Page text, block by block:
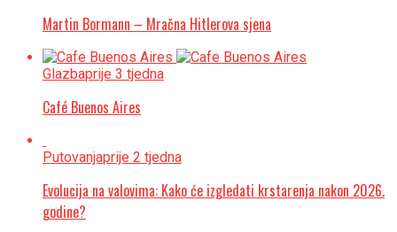
Martin Bormann – Mračna Hitlerova sjena
Glazbaprije 3 tjedna
Café Buenos Aires
Putovanjaprije 2 tjedna
Evolucija na valovima: Kako će izgledati krstarenja nakon 2026.
godine?